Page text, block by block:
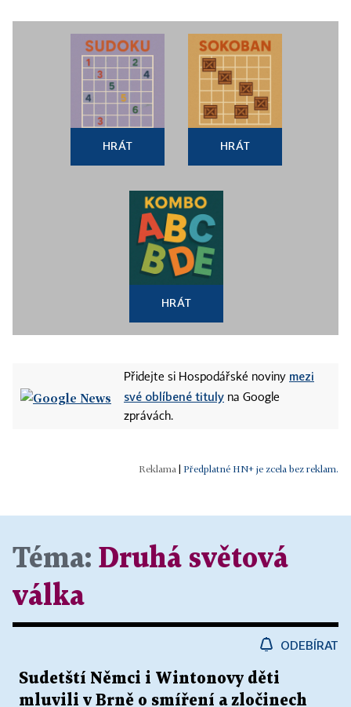
HRÁT HRÁT
HRÁT
Přidejte si Hospodářské noviny mezi
své oblíbené tituly na Google
zprávách.
Předplatné HN+ je zcela bez reklam.
Téma: Druhá světová
válka
ODEBÍRAT
Sudetští Němci i Wintonovy děti
mluvili v Brně o smíření a zločinech